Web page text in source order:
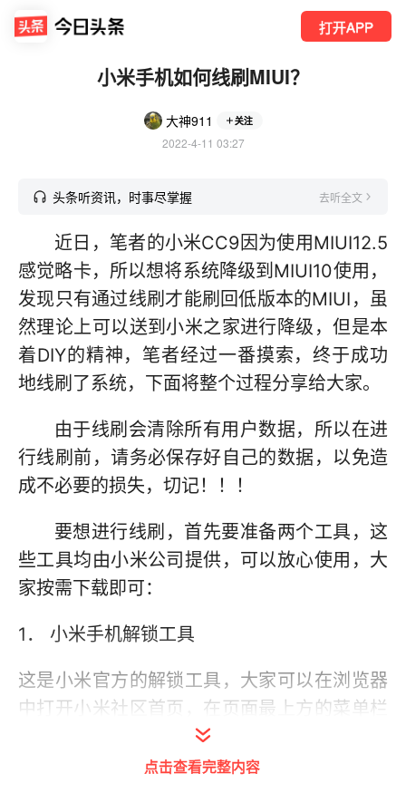
打开APP
小米手机如何线刷MIUI？
大神911 关注
2022-4-11 03:27
头条听资讯，时事尽掌握 去听全文
近日，笔者的小米CC9因为使用MIUI12.5
感觉略卡，所以想将系统降级到MIUI10使用，
发现只有通过线刷才能刷回低版本的MIUI，虽
然理论上可以送到小米之家进行降级，但是本
着DIY的精神，笔者经过一番摸索，终于成功
地线刷了系统，下面将整个过程分享给大家。
由于线刷会清除所有用户数据，所以在进
行线刷前，请务必保存好自己的数据，以免造
成不必要的损失，切记！！！
要想进行线刷，首先要准备两个工具，这
些工具均由小米公司提供，可以放心使用，大
家按需下载即可：
1． 小米手机解锁工具
这是小米官方的解锁工具，大家可以在浏览器
中打开小米社区首页，在页面最上方的菜单栏
中有“手机解锁”项，点击即可进入解锁工具下
点击查看完整内容